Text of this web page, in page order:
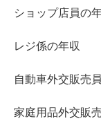
ショップ店員の
レジ係の年収
自動車外交販売
家庭用品外交販